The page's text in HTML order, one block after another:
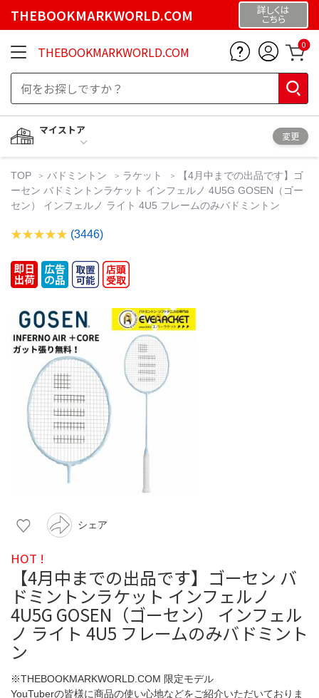
THEBOOKMARKWORLD.COM 詳しくは
こちら
THEBOOKMARKWORLD.COM 0
マイストア
変更
TOP バドミントン ラケット
【4月中までの出品です】ゴ
ーセン バドミントンラケット インフェルノ 4U5G GOSEN（ゴー
セン） インフェルノ ライト 4U5 フレームのみバドミントン
(3446)
シェア
HOT !
【4月中までの出品です】ゴーセン バ
ドミントンラケット インフェルノ
4U5G GOSEN（ゴーセン） インフェル
ノ ライト 4U5 フレームのみバドミント
ン
※THEBOOKMARKWORLD.COM 限定モデル
YouTuberの皆様に商品の使い心地などをご紹介いただいておりま